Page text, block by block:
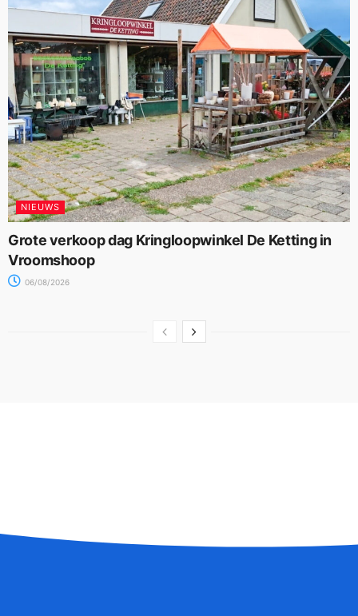
NIEUWS
Grote verkoop dag Kringloopwinkel De Ketting in
Vroomshoop
06/08/2026